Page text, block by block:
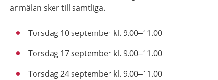
anmälan sker till samtliga.
Torsdag 10 september kl. 9.00–11.00
Torsdag 17 september kl. 9.00–11.00
Torsdag 24 september kl. 9.00–11.00